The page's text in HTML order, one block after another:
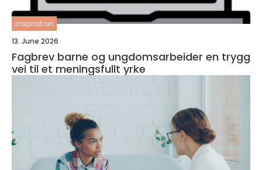
inspiration
13. June 2026
Fagbrev barne og ungdomsarbeider en trygg
vei til et meningsfullt yrke